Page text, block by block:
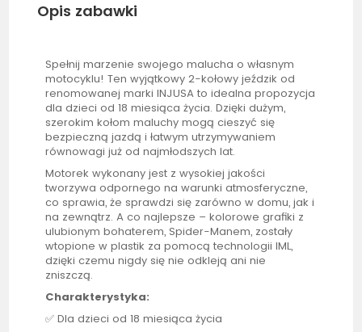
Opis zabawki
Spełnij marzenie swojego malucha o własnym
motocyklu! Ten wyjątkowy 2-kołowyjeździk od
renomowanej markiINJUSA to idealna propozycja
dla dzieci od 18 miesiąca życia. Dzięki dużym,
szerokim kołom maluchy mogą cieszyć się
bezpieczną jazdą i łatwym utrzymywaniem
równowagi już od najmłodszych lat.
Motorek wykonany jest z wysokiej jakości
tworzywa odpornego na warunki atmosferyczne,
co sprawia, że sprawdzi się zarówno w domu, jak i
na zewnątrz. A co najlepsze – kolorowe grafiki z
ulubionym bohaterem, Spider-Manem, zostały
wtopione w plastik za pomocą technologii IML,
dzięki czemu nigdy się nie odkleją ani nie
zniszczą.
Charakterystyka:
✅ Dla dzieci od 18 miesiąca życia